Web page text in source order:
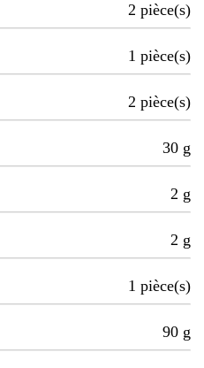
2 pièce(s)
1 pièce(s)
2 pièce(s)
30 g
2 g
2 g
1 pièce(s)
90 g